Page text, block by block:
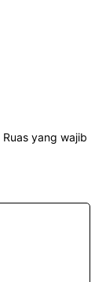
Ruas yang wajib